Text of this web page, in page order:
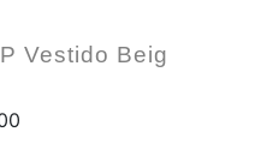
Vestido Beig